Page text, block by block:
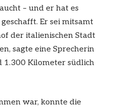
– und er hat es
Er sei mitsamt
der italienischen Stadt
sagte eine Sprecherin
1.300 Kilometer südlich
war, konnte die